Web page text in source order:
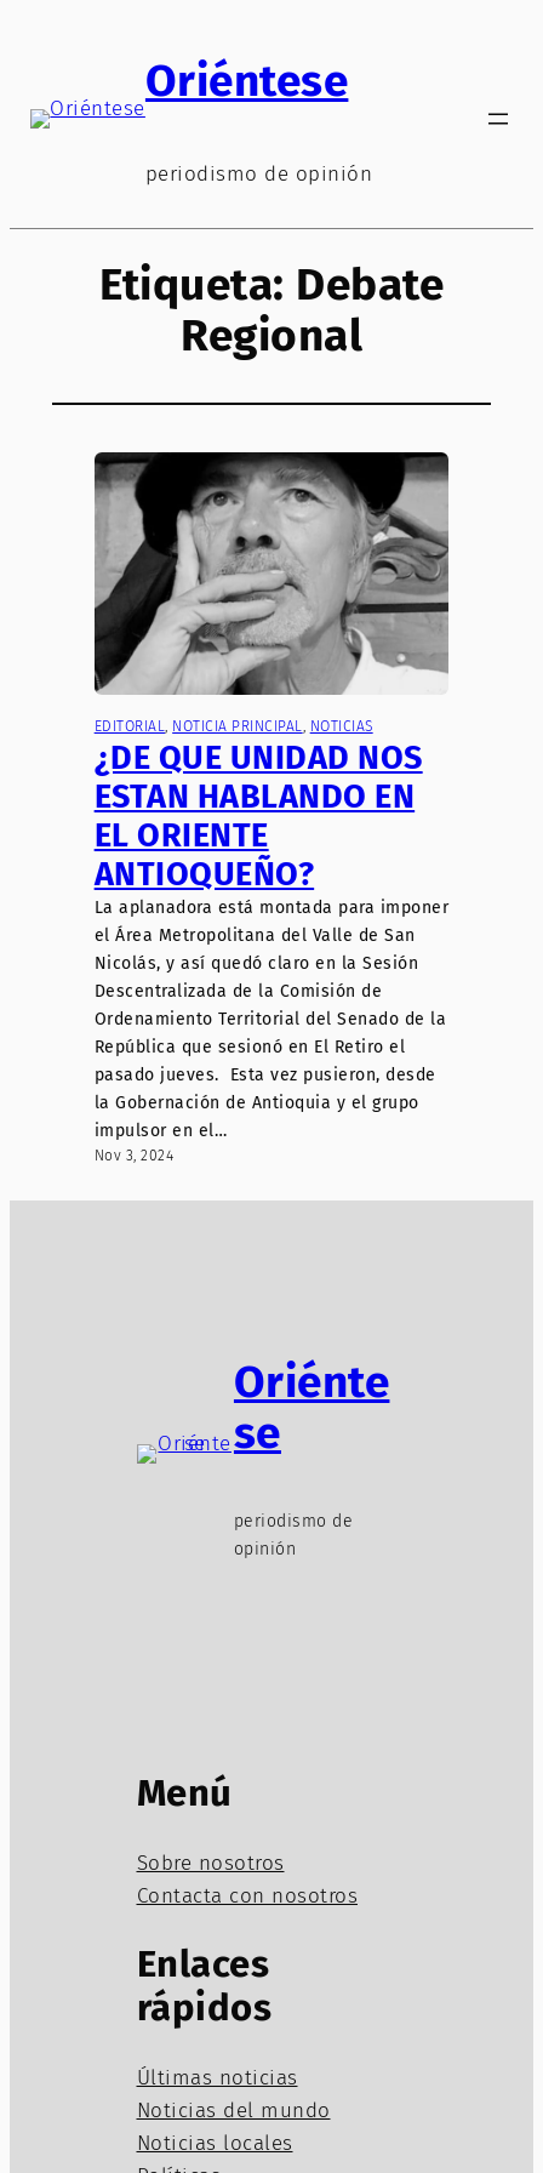
Oriéntese
periodismo de opinión
Etiqueta: Debate
Regional
EDITORIAL, NOTICIA PRINCIPAL, NOTICIAS
¿DE QUE UNIDAD NOS
ESTAN HABLANDO EN
EL ORIENTE
ANTIOQUEÑO?
La aplanadora está montada para imponer
el Área Metropolitana del Valle de San
Nicolás, y así quedó claro en la Sesión
Descentralizada de la Comisión de
Ordenamiento Territorial del Senado de la
República que sesionó en El Retiro el
pasado jueves. Esta vez pusieron, desde
la Gobernación de Antioquia y el grupo
impulsor en el…
Nov 3, 2024
Oriénte
se
periodismo de
opinión
Menú
Sobre nosotros
Contacta con nosotros
Enlaces
rápidos
Últimas noticias
Noticias del mundo
Noticias locales